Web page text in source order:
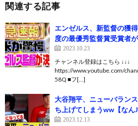
関連する記事
エンゼルス、新監督の獲
度の最優秀監督賞受賞者
2023.10.23
チャンネル登録はこちら ↓↓↓
https://www.youtube.com/
58Q ■フ[…]
大谷翔平、ニューバラン
ち上げてしまうww【なんJ
2023.12.13